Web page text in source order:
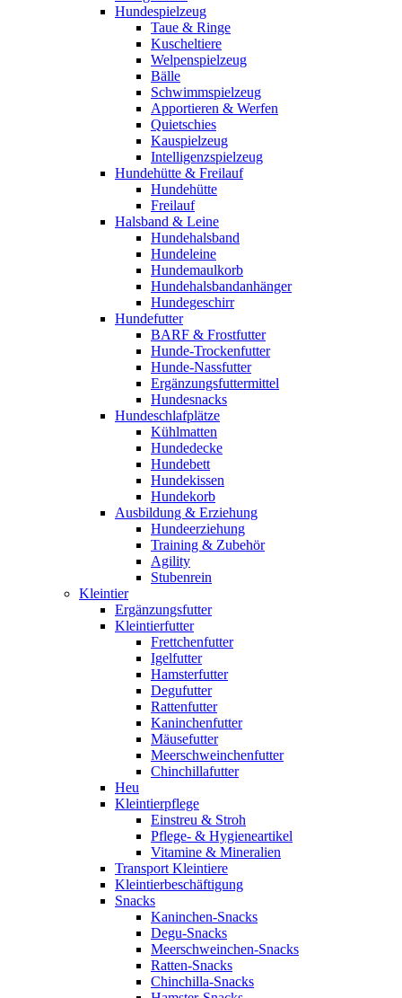
Hundespielzeug
Taue & Ringe
Kuscheltiere
Welpenspielzeug
Bälle
Schwimmspielzeug
Apportieren & Werfen
Quietschies
Kauspielzeug
Intelligenzspielzeug
Hundehütte & Freilauf
Hundehütte
Freilauf
Halsband & Leine
Hundehalsband
Hundeleine
Hundemaulkorb
Hundehalsbandanhänger
Hundegeschirr
Hundefutter
BARF & Frostfutter
Hunde-Trockenfutter
Hunde-Nassfutter
Ergänzungsfuttermittel
Hundesnacks
Hundeschlafplätze
Kühlmatten
Hundedecke
Hundebett
Hundekissen
Hundekorb
Ausbildung & Erziehung
Hundeerziehung
Training & Zubehör
Agility
Stubenrein
Kleintier
Ergänzungsfutter
Kleintierfutter
Frettchenfutter
Igelfutter
Hamsterfutter
Degufutter
Rattenfutter
Kaninchenfutter
Mäusefutter
Meerschweinchenfutter
Chinchillafutter
Heu
Kleintierpflege
Einstreu & Stroh
Pflege- & Hygieneartikel
Vitamine & Mineralien
Transport Kleintiere
Kleintierbeschäftigung
Snacks
Kaninchen-Snacks
Degu-Snacks
Meerschweinchen-Snacks
Ratten-Snacks
Chinchilla-Snacks